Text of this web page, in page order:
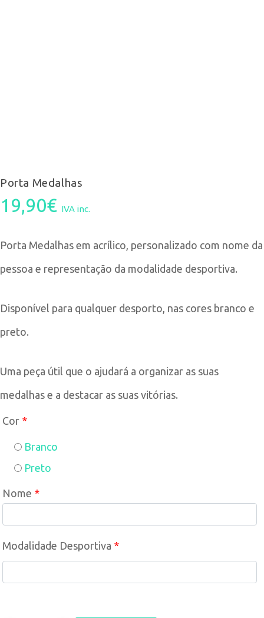
Porta Medalhas
19,90€ IVA inc.
Porta Medalhas em acrílico, personalizado com nome da
pessoa e representação da modalidade desportiva.
Disponível para qualquer desporto, nas cores branco e
preto.
Uma peça útil que o ajudará a organizar as suas
medalhas e a destacar as suas vitórias.
Cor *
Branco
Preto
Nome *
Modalidade Desportiva *